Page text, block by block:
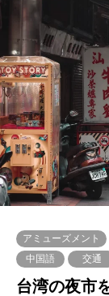
アミューズメント
中国語
交通
台湾の夜市